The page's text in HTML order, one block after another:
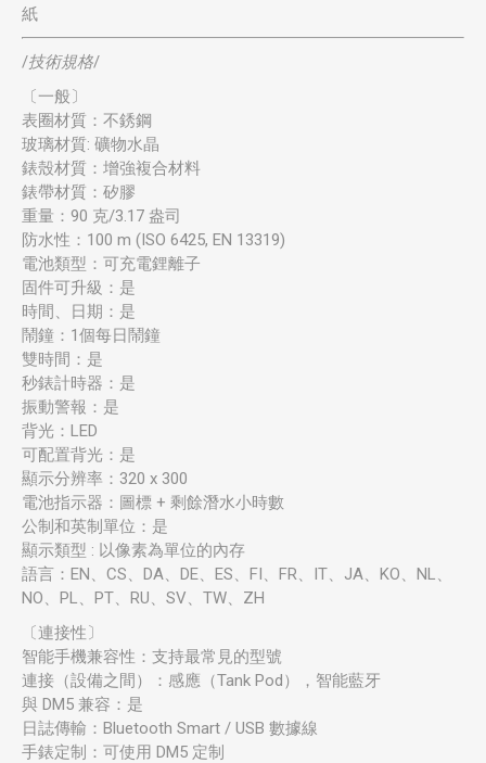
紙
/技術規格/
〔一般〕
表圈材質：不銹鋼
玻璃材質: 礦物水晶
錶殼材質：增強複合材料
錶帶材質：矽膠
重量：90 克/3.17 盎司
防水性：100 m (ISO 6425, EN 13319)
電池類型：可充電鋰離子
固件可升級：是
時間、日期：是
鬧鐘：1個每日鬧鐘
雙時間：是
秒錶計時器：是
振動警報：是
背光：LED
可配置背光：是
顯示分辨率：320 x 300
電池指示器：圖標 + 剩餘潛水小時數
公制和英制單位：是
顯示類型 : 以像素為單位的內存
語言：EN、CS、DA、DE、ES、FI、FR、IT、JA、KO、NL、
NO、PL、PT、RU、SV、TW、ZH
〔連接性〕
智能手機兼容性：支持最常見的型號
連接（設備之間）：感應（Tank Pod），智能藍牙
與 DM5 兼容：是
日誌傳輸：Bluetooth Smart / USB 數據線
手錶定制：可使用 DM5 定制